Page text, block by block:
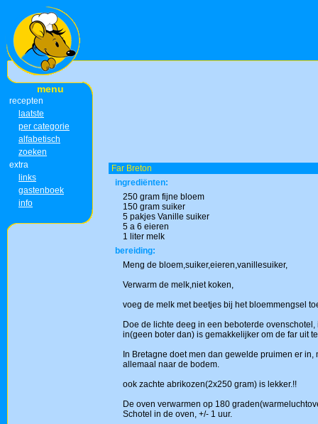
menu
recepten
laatste
per categorie
alfabetisch
zoeken
extra
links
gastenboek
info
Far Breton
ingrediënten:
250 gram fijne bloem
150 gram suiker
5 pakjes Vanille suiker
5 a 6 eieren
1 liter melk
bereiding:
Meng de bloem,suiker,eieren,vanillesuiker,
Verwarm de melk,niet koken,
voeg de melk met beetjes bij het bloemmengsel
Doe de lichte deeg in een beboterde
in(geen boter dan) is gemakkelijker om de far uit
In Bretagne doet men dan gewelde pruimen er
allemaal naar de bodem.
ook zachte abrikozen(2x250 gram) is lekker.!!
De oven verwarmen op 180
Schotel in de oven, +/- 1 uur.